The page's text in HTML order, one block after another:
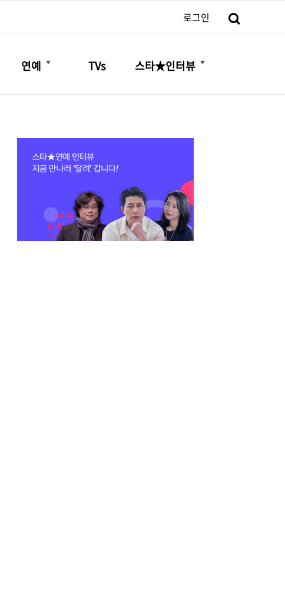
로그인
연예
더보기
TVs 스타★인터뷰
더보기